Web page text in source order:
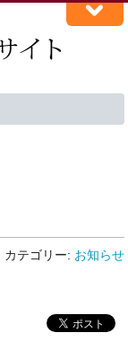
カテゴリー: お知らせ